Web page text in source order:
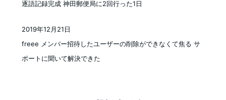
逐語記録完成 神田郵便局に2回行った1日
freee メンバー招待したユーザーの削除ができなくて焦る サ
ポートに聞いて解決できた
2019年12月21日